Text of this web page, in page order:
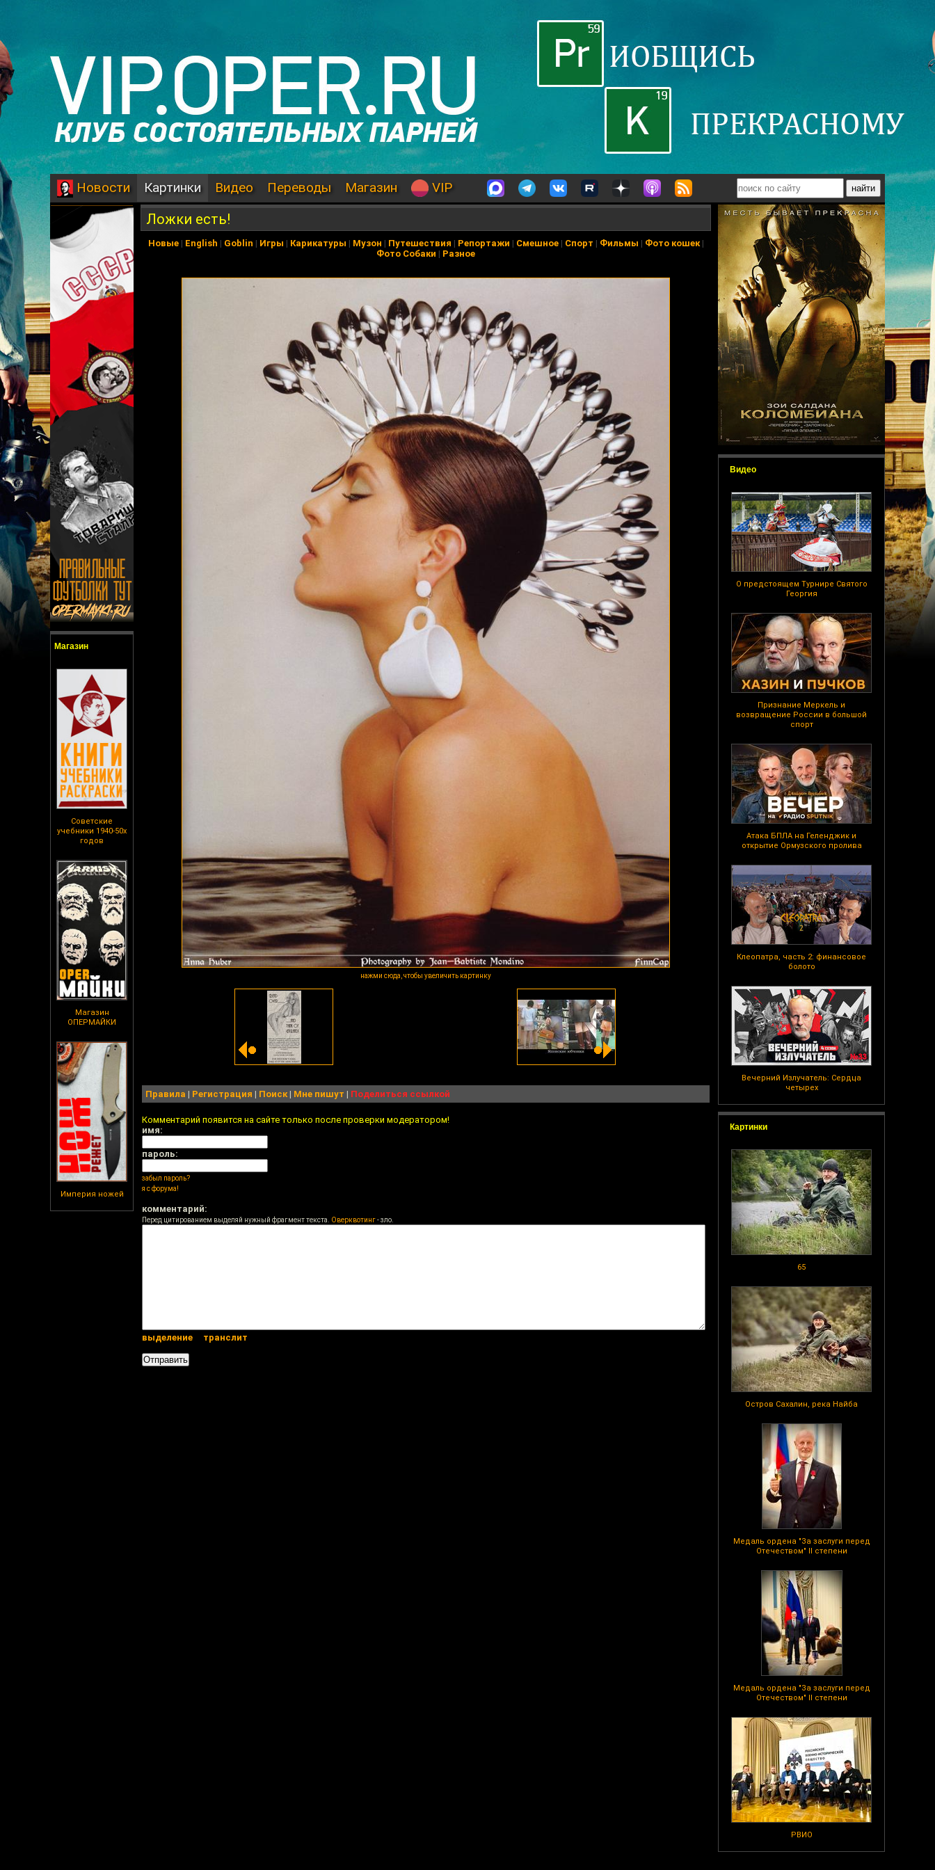
Новости Картинки Видео Переводы Магазин VIP
Магазин
Советские
учебники 1940-50х
годов
Магазин
ОПЕРМАЙКИ
Империя ножей
Видео
О предстоящем Турнире Святого
Георгия
Признание Меркель и
возвращение России в большой
спорт
Атака БПЛА на Геленджик и
открытие Ормузского пролива
Клеопатра, часть 2: финансовое
болото
Вечерний Излучатель: Сердца
четырех
Картинки
65
Остров Сахалин, река Найба
Медаль ордена "За заслуги перед
Отечеством" II степени
Медаль ордена "За заслуги перед
Отечеством" II степени
РВИО
Ложки есть!
Новые| English | Goblin | Игры | Карикатуры | Музон | Путешествия | Репортажи | Смешное| Спорт | Фильмы | Фото кошек|
Фото Собаки | Разное
нажми сюда, чтобы увеличить картинку
Правила | Регистрация | Поиск| Мне пишут | Поделиться ссылкой
Комментарий появится на сайте только после проверки модератором!
имя:
пароль:
забыл пароль?
я с форума!
комментарий:
Перед цитированием выделяй нужный фрагмент текста. Оверквотинг- зло.
выделение транслит